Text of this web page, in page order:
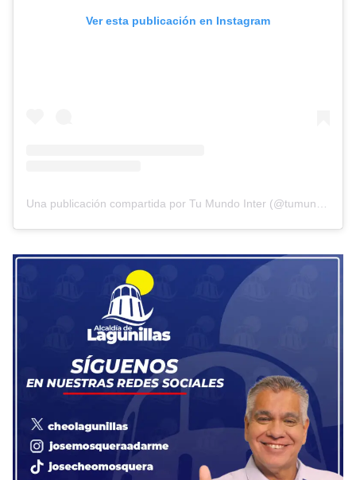
Ver esta publicación en Instagram
Una publicación compartida por Tu Mundo Inter (@tumundointer)